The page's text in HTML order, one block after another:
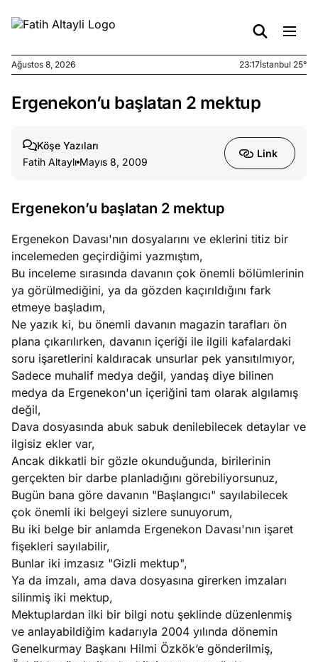
Ağustos
kirli
6, 2026
yasalar
Ağustos
5, 2026
stok
caiz
Köşe
Yazıları
Spor
Yazıları
Yazıları
Ağustos 8, 2026 23:17İstanbul 25°
Ergenekon’u başlatan 2 mektup
Köşe Yazıları
Fatih Altaylı Mayıs 8, 2009
Link
Ergenekon’u başlatan 2 mektup
Ergenekon Davası'nın dosyalarını ve eklerini titiz bir
incelemeden geçirdiğimi yazmıştım,
Bu inceleme sırasında davanın çok önemli bölümlerinin
ya görülmediğini, ya da gözden kaçırıldığını fark
etmeye başladım,
Ne yazık ki, bu önemli davanın magazin tarafları ön
plana çıkarılırken, davanın içeriği ile ilgili kafalardaki
soru işaretlerini kaldıracak unsurlar pek yansıtılmıyor,
Sadece muhalif medya değil, yandaş diye bilinen
medya da Ergenekon'un içeriğini tam olarak algılamış
değil,
Dava dosyasında abuk sabuk denilebilecek detaylar ve
ilgisiz ekler var,
Ancak dikkatli bir gözle okunduğunda, birilerinin
gerçekten bir darbe planladığını görebiliyorsunuz,
Bugün bana göre davanın "Başlangıcı" sayılabilecek
çok önemli iki belgeyi sizlere sunuyorum,
Bu iki belge bir anlamda Ergenekon Davası'nın işaret
fişekleri sayılabilir,
Bunlar iki imzasız "Gizli mektup",
Ya da imzalı, ama dava dosyasına girerken imzaları
silinmiş iki mektup,
Mektuplardan ilki bir bilgi notu şeklinde düzenlenmiş
ve anlayabildiğim kadarıyla 2004 yılında dönemin
Genelkurmay Başkanı Hilmi Özkök‘e gönderilmiş,